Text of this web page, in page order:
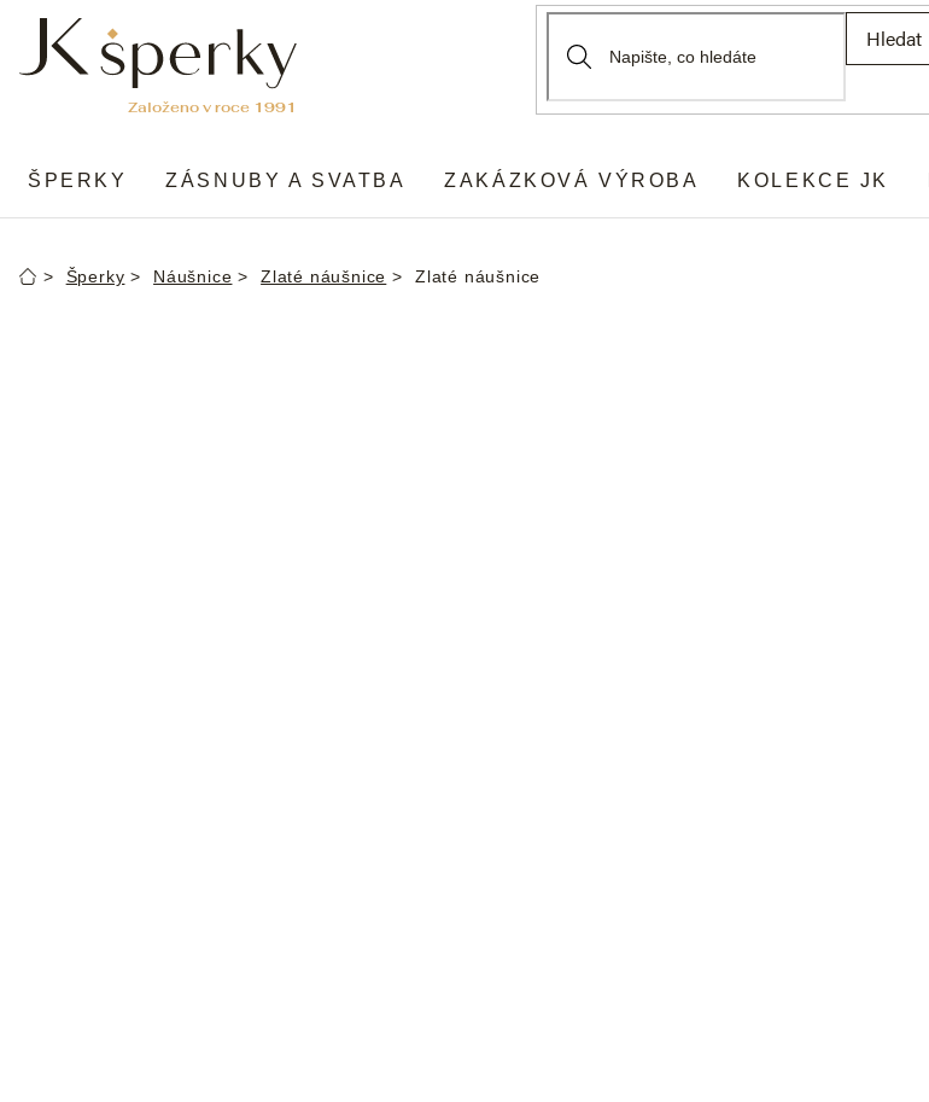
obsah
Hledat
ŠPERKY ZÁSNUBY A SVATBA ZAKÁZKOVÁ VÝROBA KOLEKCE JK
DomůŠperky Náušnice Zlaté náušnice Zlaté náušnice